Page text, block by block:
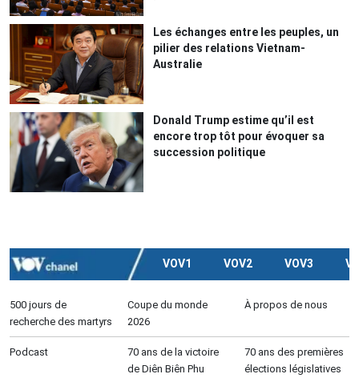
Les échanges entre les peuples, un
pilier des relations Vietnam-
Australie
Donald Trump estime qu’il est
encore trop tôt pour évoquer sa
succession politique
VOV1 VOV2 VOV3
500 jours de
recherche des martyrs
Coupe du monde
2026
À propos de nous
Podcast
70 ans de la victoire
de Diên Biên Phu
70 ans des premières
élections législatives